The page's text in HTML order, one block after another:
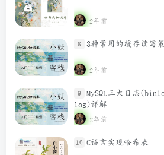
2年前
8 3种常用的缓存读写
2年前
9
MySQL三大日志
log)详解
2年前
10 C语言实现哈希表